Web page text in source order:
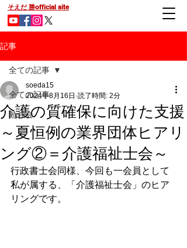
そえだ 勝official site
記事
全ての記事
勉強会
全ての記事
介護の質確保に向けた支援
～夏恒例の業界団体ヒアリ
ング②＝介護福祉士会～
soeda15
2024年8月16日 読了時間: 2分
行政書士会同様、今回も一会員として
私が属する、「介護福祉士会」のヒア
リングです。